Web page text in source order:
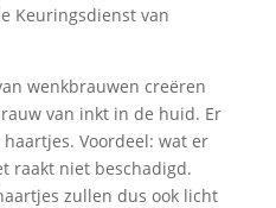
Keuringsdienst van
wenkbrauwen creëren
van inkt in de huid. Er
Voordeel: wat er
raakt niet beschadigd.
zullen dus ook licht